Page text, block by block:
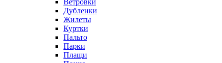
Дубленки
Жилеты
Куртки
Пальто
Парки
Плащи